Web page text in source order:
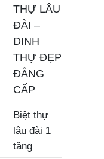
THỰ LÂU
ĐÀI –
DINH
THỰ ĐẸP
ĐẲNG
CẤP
Biệt thự
lâu đài 1
tầng